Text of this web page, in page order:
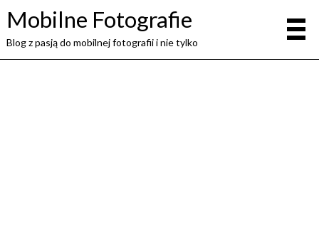
Mobilne Fotografie
Blog z pasją do mobilnej fotografii i nie tylko